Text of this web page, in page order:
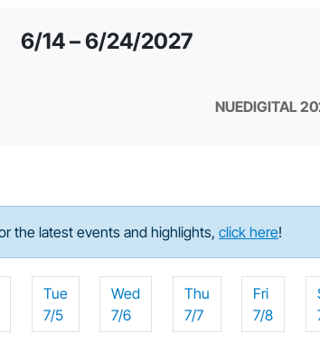
6/14 – 6/24/2027
NUEDIGITAL
the latest events and highlights, click here!
Tue
7/5
Wed
7/6
Thu
7/7
Fri
7/8